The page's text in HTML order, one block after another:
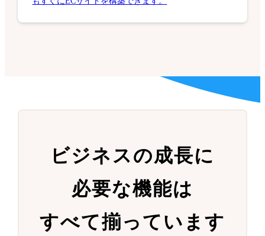
ビジネスの成長に
必要な機能は
すべて揃っています